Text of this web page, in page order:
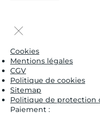
Cookies
Mentions légales
CGV
Politique de cookies
Sitemap
Politique de protection
Paiement :